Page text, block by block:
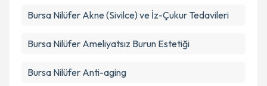
Bursa Nilüfer Akne (Sivilce) ve İz-Çukur Tedavileri
Bursa Nilüfer Ameliyatsız Burun Estetiği
Bursa Nilüfer Anti-aging